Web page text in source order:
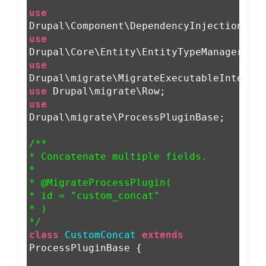
use
use
use
use Drupal\migrate\Row;
use
Drupal\migrate\ProcessPluginBase;
/**
* Concatenate multiple fields.
*
* @MigrateProcessPlugin(
* id = "custom_concat"
* )
*/
class
CustomConcat
extends
ProcessPluginBase {